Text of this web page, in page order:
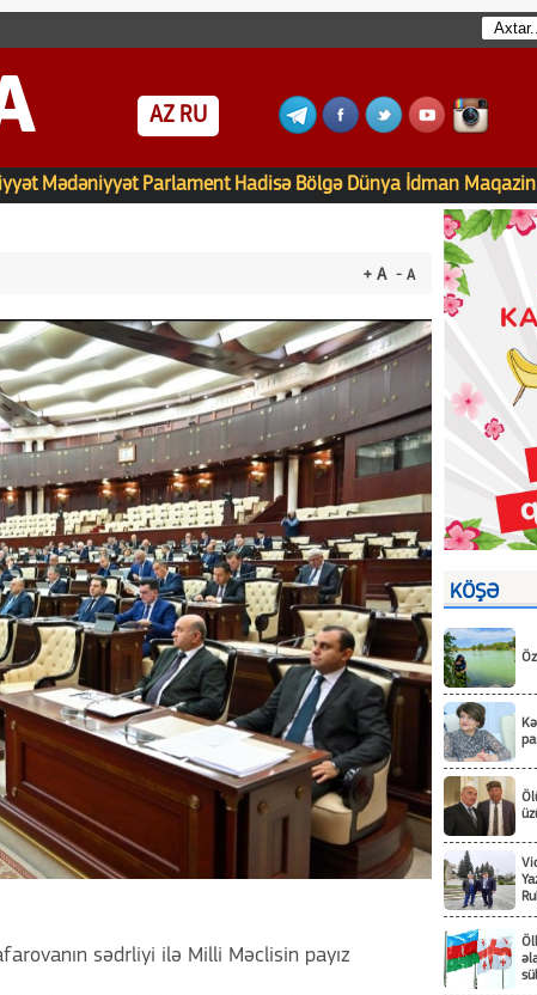
AZ RU
Mədəniyyət Parlament Hadisə Bölgə Dünya İdman Maqazin
+ A - A
sədrliyi ilə Milli Məclisin payız
KÖŞƏ